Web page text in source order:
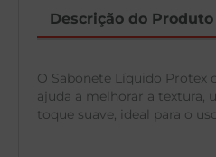
Descrição do Produto
O Sabonete Líquido Protex
ajuda a melhorar a textura,
toque suave, ideal para o